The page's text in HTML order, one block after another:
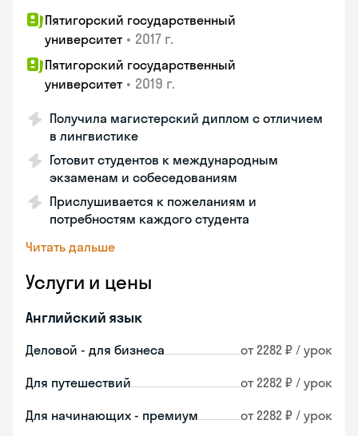
Пятигорский государственный
университет • 2017 г.
Пятигорский государственный
университет • 2019 г.
Получила магистерский диплом с отличием
в лингвистике
Готовит студентов к международным
экзаменам и собеседованиям
Прислушивается к пожеланиям и
потребностям каждого студента
Читать дальше
Услуги и цены
Английский язык
Деловой - для бизнеса от 2282 ₽ / урок
Для путешествий от 2282 ₽ / урок
Для начинающих - премиум от 2282 ₽ / урок